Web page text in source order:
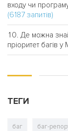
входу чи
(6187 запитів)
Де можна
пріоритет багів у
ТЕГИ
баг баг-